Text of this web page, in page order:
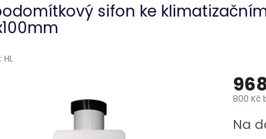
sifon ke
HL
800 Kč
cena:
Na